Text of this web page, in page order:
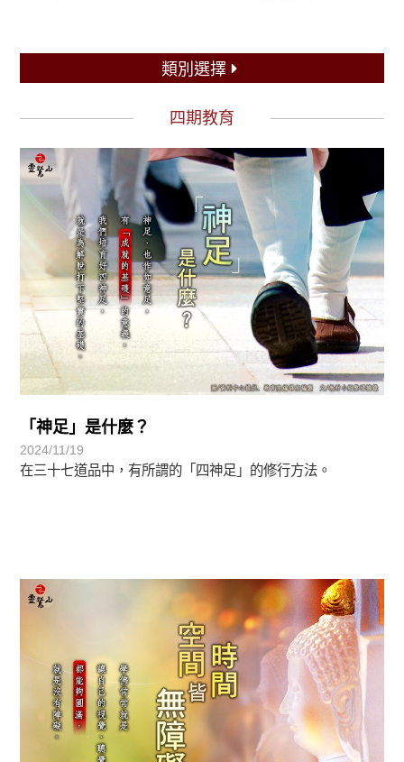
四期教育
「神足」是什麼？
2024/11/19
在三十七道品中，有所謂的「四神足」的修行方法。
初轉法-阿含期
圓滿覺-華嚴期
類別選擇